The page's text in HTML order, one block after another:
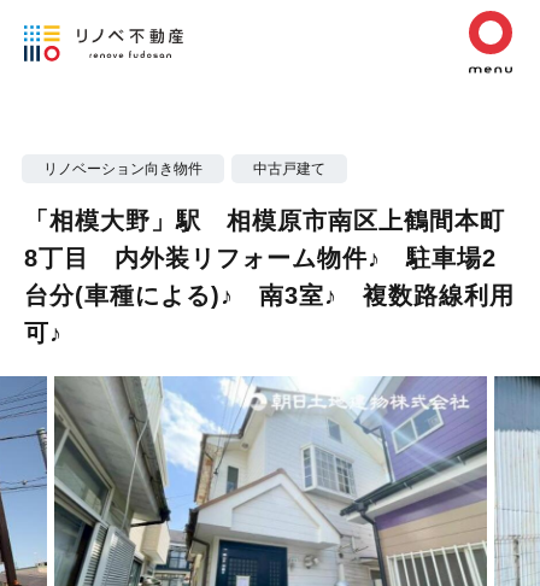
リノベーション向き物件 中古戸建て
「相模大野」駅 相模原市南区上鶴間本町
8丁目 内外装リフォーム物件♪ 駐車場2
台分(車種による)♪ 南3室♪ 複数路線利用
可♪